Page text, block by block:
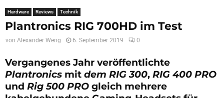
Hardware Reviews Technik
Plantronics RIG 700HD im Test
von Alexander Weng 6. September 2019 0
Vergangenes Jahr veröffentlichte
Plantronics mit dem RIG 300, RIG 400 PRO
und Rig 500 PRO gleich mehrere